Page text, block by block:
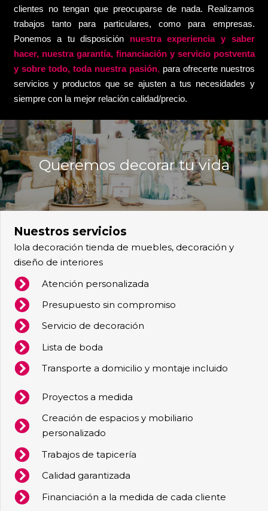
clientes no tengan que preocuparse de nada. Realizamos
trabajos tanto para particulares, como para empresas.
Ponemos a tu disposición nuestra experiencia y saber
hacer, nuestra garantía, financiación y servicio postventa
y sobre todo, toda nuestra pasión, para ofrecerte nuestros
servicios y productos que se ajusten a tus necesidades y
siempre con la mejor relación calidad/precio.
Queremos decorar tu vida
Nuestros servicios
lola decoración tienda de muebles, decoración y
diseño de interiores
Atención personalizada
Presupuesto sin compromiso
Servicio de decoración
Lista de boda
Transporte a domicilio y montaje incluido
Proyectos a medida
Creación de espacios y mobiliario
personalizado
Trabajos de tapicería
Calidad garantizada
Financiación a la medida de cada cliente